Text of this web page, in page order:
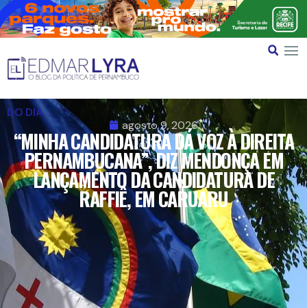
DO DIA
agosto 9, 2026
“MINHA CANDIDATURA DÁ VOZ À DIREITA
PERNAMBUCANA”, DIZ MENDONÇA EM
LANÇAMENTO DA CANDIDATURA DE
RAFFIÊ, EM CARUARU